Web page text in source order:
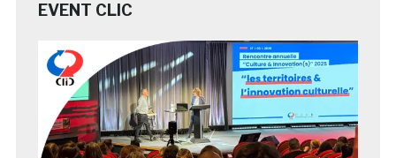
EVENT CLIC